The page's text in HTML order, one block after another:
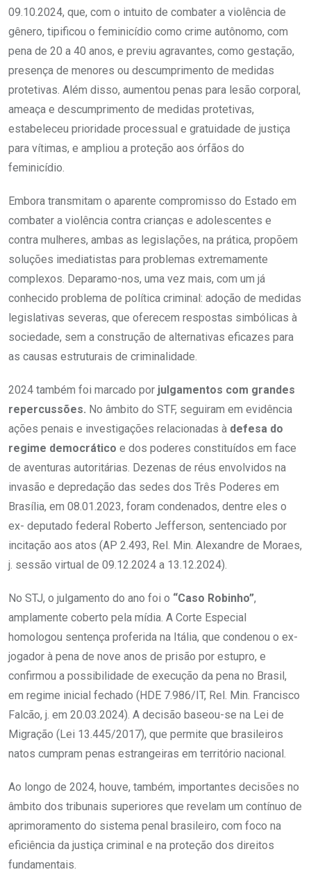
09.10.2024, que, com o intuito de combater a violência de
gênero, tipificou o feminicídio como crime autônomo, com
pena de 20 a 40 anos, e previu agravantes, como gestação,
presença de menores ou descumprimento de medidas
protetivas. Além disso, aumentou penas para lesão corporal,
ameaça e descumprimento de medidas protetivas,
estabeleceu prioridade processual e gratuidade de justiça
para vítimas, e ampliou a proteção aos órfãos do
feminicídio.
Embora transmitam o aparente compromisso do Estado em
combater a violência contra crianças e adolescentes e
contra mulheres, ambas as legislações, na prática, propõem
soluções imediatistas para problemas extremamente
complexos. Deparamo-nos, uma vez mais, com um já
conhecido problema de política criminal: adoção de medidas
legislativas severas, que oferecem respostas simbólicas à
sociedade, sem a construção de alternativas eficazes para
as causas estruturais de criminalidade.
2024 também foi marcado por julgamentos com grandes
repercussões. No âmbito do STF, seguiram em evidência
ações penais e investigações relacionadas à defesa do
regime democrático e dos poderes constituídos em face
de aventuras autoritárias. Dezenas de réus envolvidos na
invasão e depredação das sedes dos Três Poderes em
Brasília, em 08.01.2023, foram condenados, dentre eles o
ex- deputado federal Roberto Jefferson, sentenciado por
incitação aos atos (AP 2.493, Rel. Min. Alexandre de Moraes,
j. sessão virtual de 09.12.2024 a 13.12.2024).
No STJ, o julgamento do ano foi o “Caso Robinho”,
amplamente coberto pela mídia. A Corte Especial
homologou sentença proferida na Itália, que condenou o ex-
jogador à pena de nove anos de prisão por estupro, e
confirmou a possibilidade de execução da pena no Brasil,
em regime inicial fechado (HDE 7.986/IT, Rel. Min. Francisco
Falcão, j. em 20.03.2024). A decisão baseou-se na Lei de
Migração (Lei 13.445/2017), que permite que brasileiros
natos cumpram penas estrangeiras em território nacional.
Ao longo de 2024, houve, também, importantes decisões no
âmbito dos tribunais superiores que revelam um contínuo de
aprimoramento do sistema penal brasileiro, com foco na
eficiência da justiça criminal e na proteção dos direitos
fundamentais.